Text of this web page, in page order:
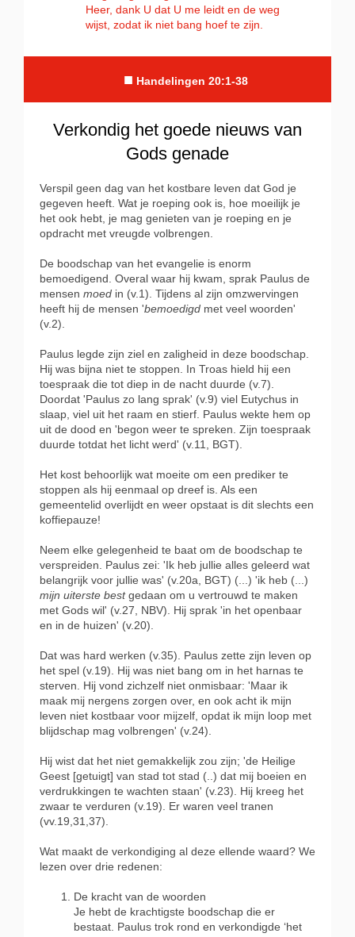
Heer, dank U dat U me leidt en de weg
wijst, zodat ik niet bang hoef te zijn.
■ Handelingen 20:1-38
Verkondig het goede nieuws van
Gods genade
Verspil geen dag van het kostbare leven dat God je
gegeven heeft. Wat je roeping ook is, hoe moeilijk je
het ook hebt, je mag genieten van je roeping en je
opdracht met vreugde volbrengen.
De boodschap van het evangelie is enorm
bemoedigend. Overal waar hij kwam, sprak Paulus de
mensen moed in (v.1). Tijdens al zijn omzwervingen
heeft hij de mensen 'bemoedigd met veel woorden'
(v.2).
Paulus legde zijn ziel en zaligheid in deze boodschap.
Hij was bijna niet te stoppen. In Troas hield hij een
toespraak die tot diep in de nacht duurde (v.7).
Doordat 'Paulus zo lang sprak' (v.9) viel Eutychus in
slaap, viel uit het raam en stierf. Paulus wekte hem op
uit de dood en 'begon weer te spreken. Zijn toespraak
duurde totdat het licht werd' (v.11, BGT).
Het kost behoorlijk wat moeite om een prediker te
stoppen als hij eenmaal op dreef is. Als een
gemeentelid overlijdt en weer opstaat is dit slechts een
koffiepauze!
Neem elke gelegenheid te baat om de boodschap te
verspreiden. Paulus zei: 'Ik heb jullie alles geleerd wat
belangrijk voor jullie was' (v.20a, BGT) (...) 'ik heb (...)
mijn uiterste bestgedaan om u vertrouwd te maken
met Gods wil' (v.27, NBV). Hij sprak 'in het openbaar
en in de huizen' (v.20).
Dat was hard werken (v.35). Paulus zette zijn leven op
het spel (v.19). Hij was niet bang om in het harnas te
sterven. Hij vond zichzelf niet onmisbaar: 'Maar ik
maak mij nergens zorgen over, en ook acht ik mijn
leven niet kostbaar voor mijzelf, opdat ik mijn loop met
blijdschap mag volbrengen' (v.24).
Hij wist dat het niet gemakkelijk zou zijn; 'de Heilige
Geest [getuigt] van stad tot stad (..) dat mij boeien en
verdrukkingen te wachten staan' (v.23). Hij kreeg het
zwaar te verduren (v.19). Er waren veel tranen
(vv.19,31,37).
Wat maakt de verkondiging al deze ellende waard? We
lezen over drie redenen:
De kracht van de woorden
Je hebt de krachtigste boodschap die er
bestaat. Paulus trok rond en verkondigde ‘het